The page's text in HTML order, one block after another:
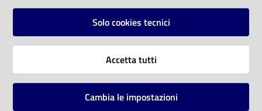
Vai alla pagina
Solo cookies tecnici
Accetta tutti
Cambia le impostazioni